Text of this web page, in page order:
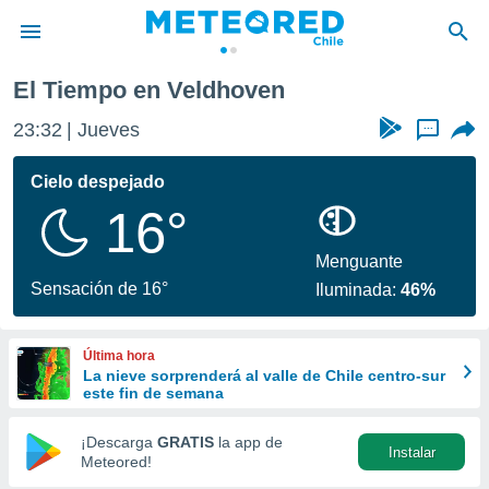
de
por
se
calidad.
a este
las
y
forma
digital
basada
El Tiempo en Veldhoven
23:32 Jueves ...
Cielo despejado
16°
Sensación de 16°
Menguante
Iluminada:46%
Última hora
La nieve sorprenderá al valle de Chile centro-sur
este fin de semana
¡Descarga GRATIS la app de
Meteored!
Instalar